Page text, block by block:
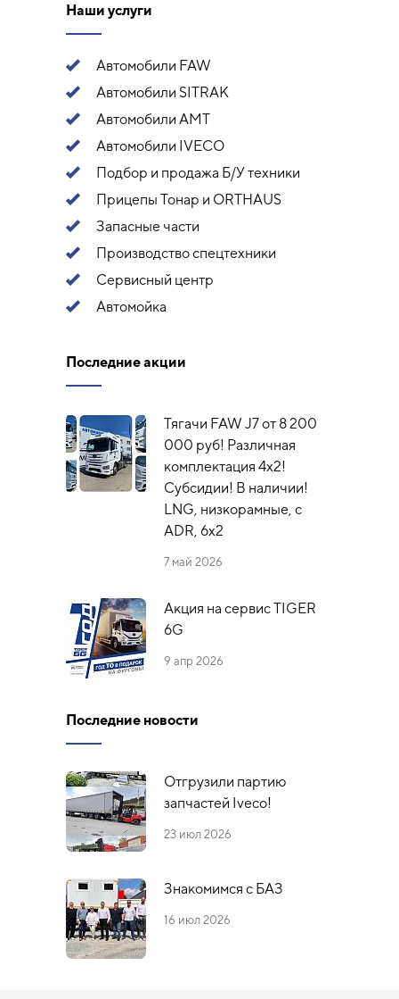
Наши услуги
Автомобили FAW
Автомобили SITRAK
Автомобили АМТ
Автомобили IVECO
Подбор и продажа Б/У техники
Прицепы Тонар и ORTHAUS
Запасные части
Производство спецтехники
Сервисный центр
Автомойка
Последние акции
Тягачи FAW J7 от 8 200
000 руб! Различная
комплектация 4х2!
Субсидии! В наличии!
LNG, низкорамные, с
ADR, 6x2
7 май 2026
Акция на сервис TIGER
6G
9 апр 2026
Последние новости
Отгрузили партию
запчастей Iveco!
23 июл 2026
Знакомимся с БАЗ
16 июл 2026